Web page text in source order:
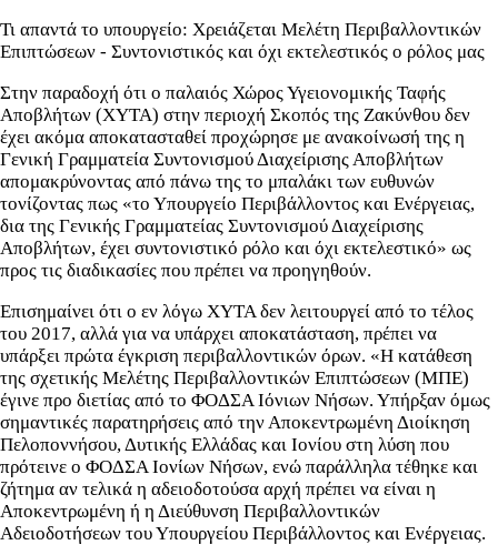
Τι απαντά το υπουργείο: Χρειάζεται Μελέτη Περιβαλλοντικών
Επιπτώσεων - Συντονιστικός και όχι εκτελεστικός ο ρόλος μας
Στην παραδοχή ότι ο παλαιός Χώρος Υγειονομικής Ταφής
Αποβλήτων (ΧΥΤΑ) στην περιοχή Σκοπός της Ζακύνθου δεν
έχει ακόμα αποκατασταθεί προχώρησε με ανακοίνωσή της η
Γενική Γραμματεία Συντονισμού Διαχείρισης Αποβλήτων
απομακρύνοντας από πάνω της το μπαλάκι των ευθυνών
τονίζοντας πως «το Υπουργείο Περιβάλλοντος και Ενέργειας,
δια της Γενικής Γραμματείας Συντονισμού Διαχείρισης
Αποβλήτων, έχει συντονιστικό ρόλο και όχι εκτελεστικό» ως
προς τις διαδικασίες που πρέπει να προηγηθούν.
Επισημαίνει ότι ο εν λόγω ΧΥΤΑ δεν λειτουργεί από το τέλος
του 2017, αλλά για να υπάρχει αποκατάσταση, πρέπει να
υπάρξει πρώτα έγκριση περιβαλλοντικών όρων. «Η κατάθεση
της σχετικής Μελέτης Περιβαλλοντικών Επιπτώσεων (ΜΠΕ)
έγινε προ διετίας από το ΦΟΔΣΑ Ιόνιων Νήσων. Υπήρξαν όμως
σημαντικές παρατηρήσεις από την Αποκεντρωμένη Διοίκηση
Πελοποννήσου, Δυτικής Ελλάδας και Ιονίου στη λύση που
πρότεινε ο ΦΟΔΣΑ Ιονίων Νήσων, ενώ παράλληλα τέθηκε και
ζήτημα αν τελικά η αδειοδοτούσα αρχή πρέπει να είναι η
Αποκεντρωμένη ή η Διεύθυνση Περιβαλλοντικών
Αδειοδοτήσεων του Υπουργείου Περιβάλλοντος και Ενέργειας.